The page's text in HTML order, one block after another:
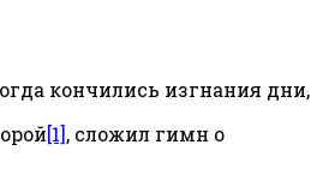
кончились изгнания дни,
[1], сложил гимн о